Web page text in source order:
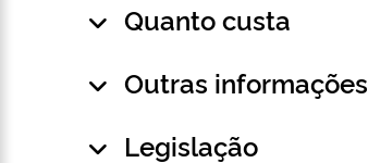
Quanto custa
Outras informações
Legislação